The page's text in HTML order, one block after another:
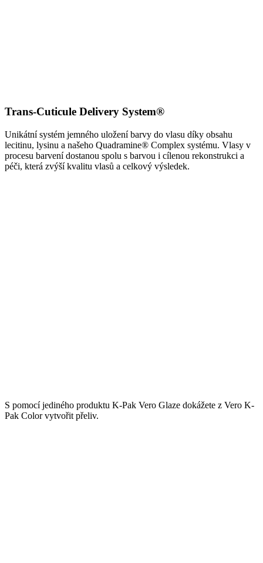
Trans-Cuticule Delivery System®
Unikátní systém jemného uložení barvy do vlasu díky obsahu
lecitinu, lysinu a našeho Quadramine® Complex systému. Vlasy v
procesu barvení dostanou spolu s barvou i cílenou rekonstrukci a
péči, která zvýší kvalitu vlasů a celkový výsledek.
S pomocí jediného produktu K-Pak Vero Glaze dokážete z Vero K-
Pak Color vytvořit přeliv.